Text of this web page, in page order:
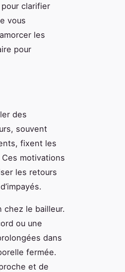
clarifier
vous
les
pour
des
souvent
fixent les
motivations
les retours
chez le bailleur.
ou une
dans
fermée.
et de